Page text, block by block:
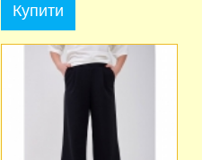
Купити